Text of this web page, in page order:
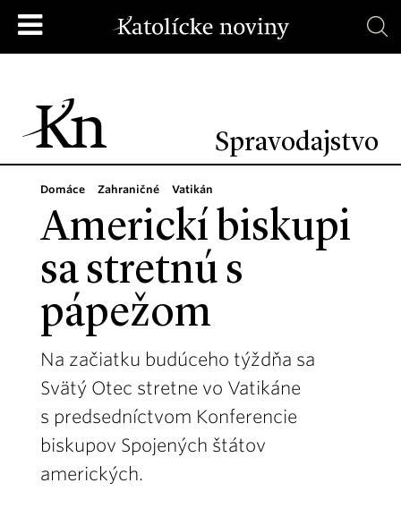
Spravodajstvo
Domáce Zahraničné Vatikán
Americkí biskupi
sa stretnú s
pápežom
Na začiatku budúceho týždňa sa
Svätý Otec stretne vo Vatikáne
s predsedníctvom Konferencie
biskupov Spojených štátov
amerických.